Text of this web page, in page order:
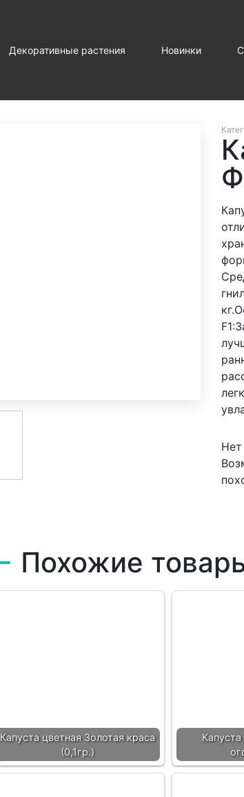
Декоративные растения Новинки
Нет
Похожие
Капуста цветная Золотая краса
(0,1гр.)